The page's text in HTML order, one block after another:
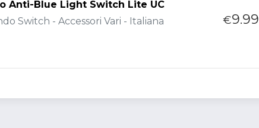
Anti-Blue Light Switch Lite UC
Switch - Accessori Vari - Italiana
€9.99